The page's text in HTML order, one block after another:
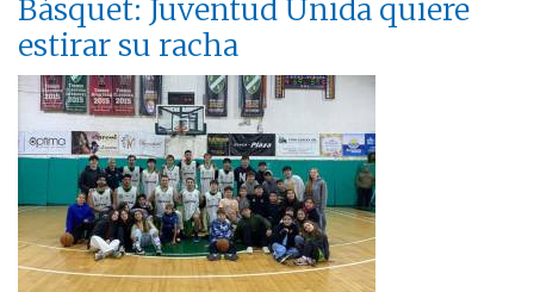
Básquet: Juventud Unida quiere
estirar su racha